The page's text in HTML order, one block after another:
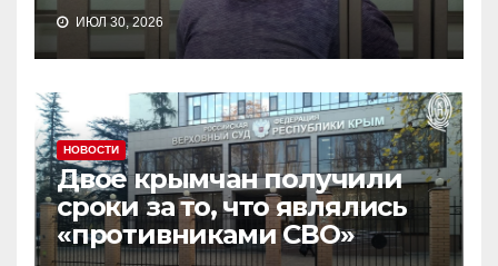
ИЮЛ 30, 2026
НОВОСТИ
Двое крымчан получили
сроки за то, что являлись
«противниками СВО»